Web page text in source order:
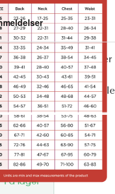
rundt JumppaPomppa er
der er lige så
være dens fleksible
JUM80HAB
På lager